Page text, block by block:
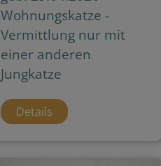
Wohnungskatze -
Vermittlung nur mit
einer anderen
Jungkatze
Details